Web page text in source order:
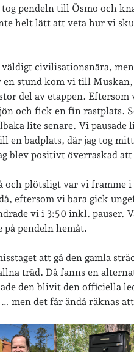
pendeln till Ösmo och
helt lätt att veta hur vi
civilisationsnära,
en stund kom vi till
del av etappen.
och fick en fin rastplats.
lite senare. Vi pausade
en badplats, där jag tog
blev positivt överraskad
och plötsligt var vi framme i
eftersom vi bara gick
vi i 3:50 inkl. pauser.
på pendeln hemåt.
att gå den gamla
träd. Då fanns en
den blivit den officiella
men det får ändå räknas